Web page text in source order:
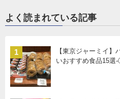
よく読まれている記事
1
【東京ジャーミイ
いおすすめ食品15選